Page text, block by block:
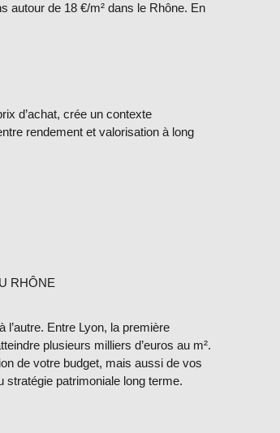
autour de 18 €/m²dans le Rhône. En
d’achat, crée un contexte
rendement et valorisation à long
RHÔNE
l’autre. Entre Lyon, la première
plusieurs milliers d’euros au m².
de votre budget, mais aussi de vos
patrimoniale long terme.